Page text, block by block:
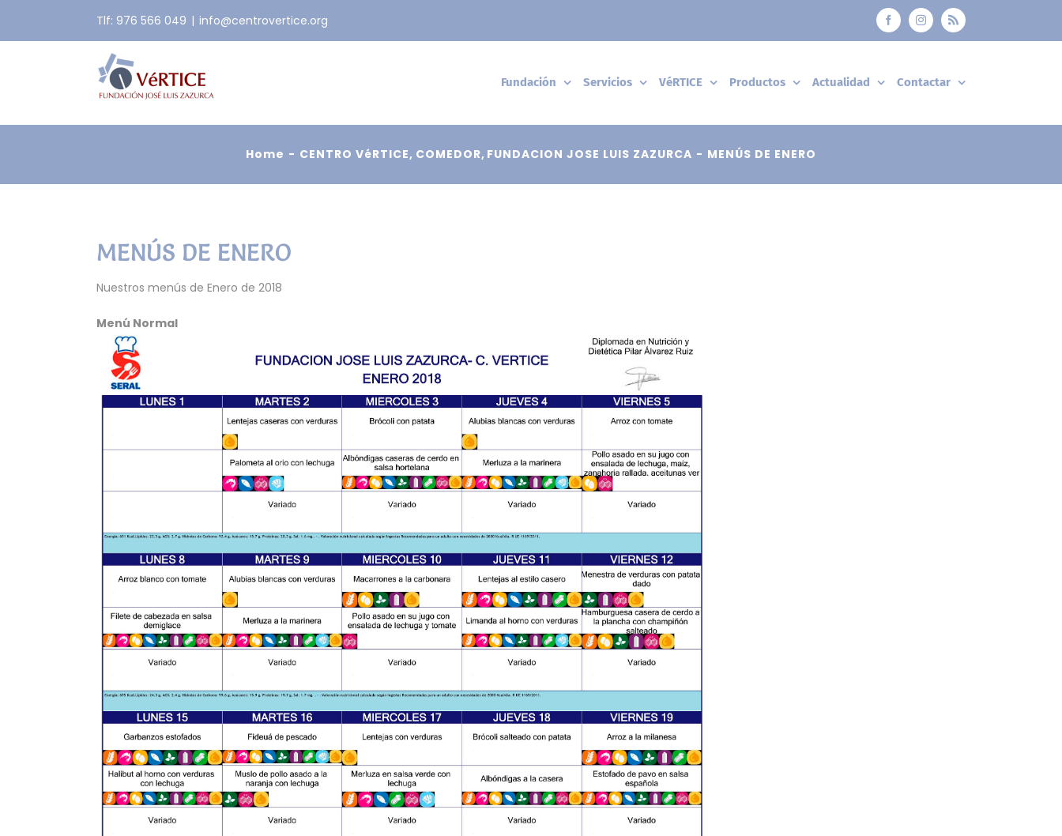
Tlf: 976 566 049 | info@centrovertice.org FacebookInstagramRss
Fundación Servicios VéRTICE Productos Actualidad Contactar
Home CENTRO VéRTICE COMEDOR FUNDACION JOSE LUIS ZAZURCA MENÚS DE ENERO
MENÚS DE ENERO
Nuestros menús de Enero de 2018
Menú Normal